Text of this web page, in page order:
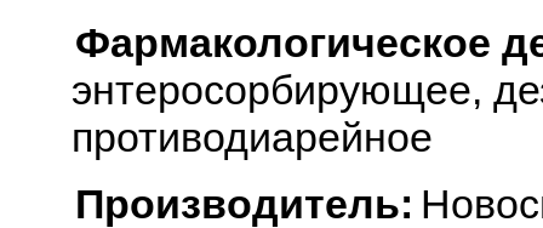
Фармакологическое
энтеросорбирующее,
противодиарейное
Производитель: